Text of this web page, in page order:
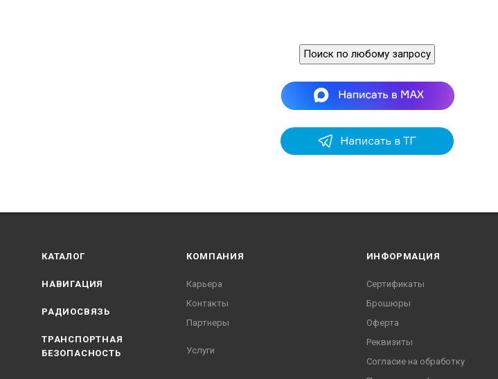
Поиск по любому запросу
КАТАЛОГ
НАВИГАЦИЯ
РАДИОСВЯЗЬ
ТРАНСПОРТНАЯ
БЕЗОПАСНОСТЬ
КОМПАНИЯ
Карьера
Контакты
Партнеры
Услуги
ИНФОРМАЦИЯ
Сертификаты
Брошюры
Оферта
Реквизиты
Согласие на обработку